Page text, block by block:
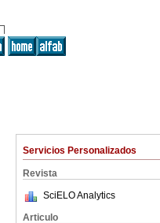
Servicios Personalizados
Revista
SciELO Analytics
Articulo